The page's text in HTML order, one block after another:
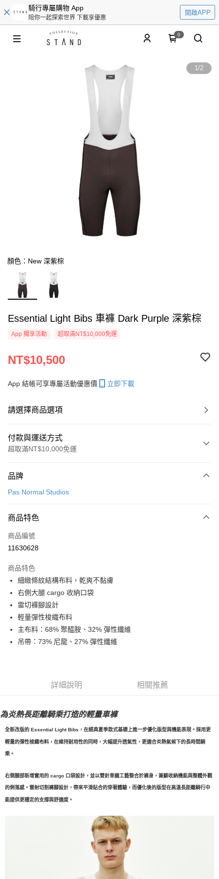
騎行專屬購物 App
陪你一起探索世界 下載享優惠
開啟APP
0
1/2
顏色：New 深紫棕
Essential Light Bibs 車褲 Dark Purple 深紫棕
App 獨享活動 超取滿NT$10,000免運
NT$10,500
App 結帳可享專屬活動優惠價 立即下載
請選擇商品選項
付款與運送方式
超取滿NT$10,000免運
信用卡一次付款
LINE Pay
Apple Pay
運送方式
全家店到店
每筆NT$80，滿NT$10,000(含以上)免運費
付款後全家取貨
每筆NT$80，滿NT$10,000(含以上)免運費
付款後7-11取貨
宅配
每筆NT$130，滿NT$10,000(含以上)免運費
品牌
Pas Normal Studios
商品特色
商品編號
11630628
商品特色
細緻條紋結構布料，乾爽不黏膚
右側大腿 cargo 收納口袋
雷切褲腳設計
輕量彈性梭織布料
主布料：68% 聚醯胺、32% 彈性纖維
吊帶：73% 尼龍、27% 彈性纖維
詳細說明 相關推薦
為炎熱長距離騎乘打造的輕量車褲
全新改版的 Essential Light Bibs，在經典夏季款式基礎上進一步優化版型與機能表現。 採用更
輕量的彈性梭織布料，在維持耐用性的同時，大幅提升透氣性，更適合炎熱氣候下的長時間騎
乘。
右側腿部新增實用的 cargo 口袋設計，並以雙針車縫工藝整合於褲身，兼顧收納機能與整體外觀
的俐落感。雷射切割褲腳設計，帶來平滑貼合的穿著體驗，而優化後的版型在高溫長距離騎行中
能提供更穩定的支撐與舒適度。